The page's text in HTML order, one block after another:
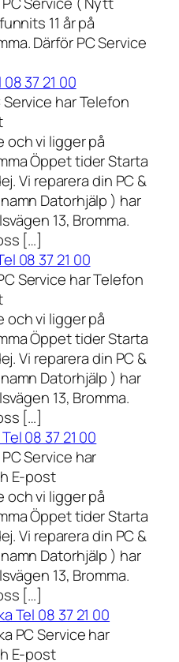
11 år på
Därför PC Service
37 21 00
Service har Telefon
och vi ligger på
Öppet tider Starta
Vi reparera din PC &
Datorhjälp ) har
13, Bromma.
[…]
08 37 21 00
Service har Telefon
och vi ligger på
Öppet tider Starta
Vi reparera din PC &
Datorhjälp ) har
13, Bromma.
[…]
08 37 21 00
Service har
E-post
och vi ligger på
Öppet tider Starta
Vi reparera din PC &
Datorhjälp ) har
13, Bromma.
[…]
Tel 08 37 21 00
PC Service har
E-post